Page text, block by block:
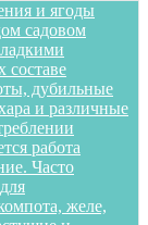
и ягоды
садовом
дубильные
и различные
работа
Часто
желе,